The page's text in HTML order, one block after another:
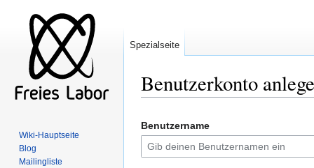
Benutzerkonto
Navigation
springen
Suche
springen
Benutzername
Spezialseite
Wiki-Hauptseite
Blog
Mailingliste